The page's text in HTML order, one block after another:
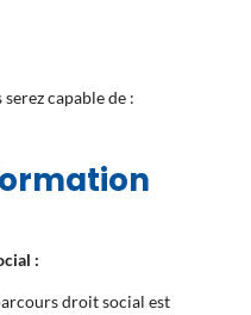
capable de :
:
droit social est